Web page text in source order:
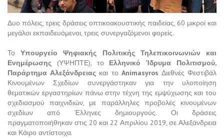
Δυο πόλεις, τρεις δράσεις οπτικοακουστικής παιδείας, 60 μικροί και
μεγάλοι εκπαιδευόμενοι, τρεις συνεργαζόμενοι φορείς.
ΤοΥπουργείο Ψηφιακής Πολιτικής Τηλεπικοινωνιών και
Ενημέρωσης (ΥΨΗΠΤΕ), το Ελληνικό Ίδρυμα Πολιτισμού,
Παράρτημα Αλεξάνδρειας και το Animasyros Διεθνές Φεστιβάλ
Κινουμένων Σχεδίων συνεργάστηκαν για την υλοποίηση
θεματικών εργαστηρίων πάνω στην τέχνη της εμψύχωσης και του
σχεδιασμού παιχνιδιών, με παράλληλες προβολές κινουμένων
σχεδίων από Έλληνες δημιουργούς. Οι δράσεις
πραγματοποιήθηκαν στις 20 και 22 Απριλίου 2019, σε Αλεξάνδρεια
και Κάιρο αντίστοιχα.